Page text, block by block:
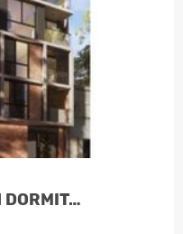
DORMIT…